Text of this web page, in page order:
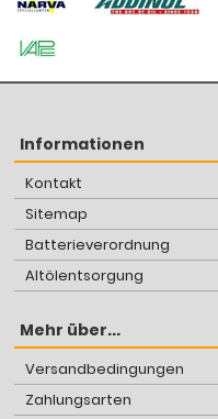
Informationen
Kontakt
Sitemap
Batterieverordnung
Altölentsorgung
Mehr über...
Versandbedingungen
Zahlungsarten